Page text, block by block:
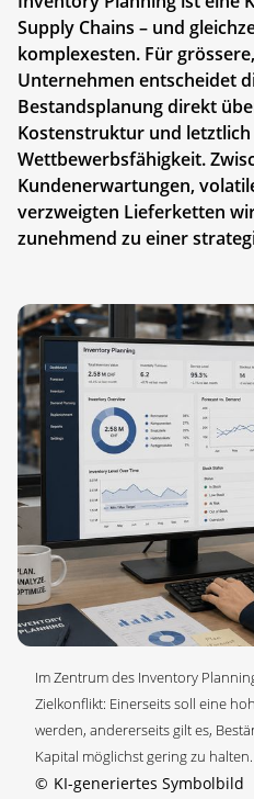
Supply Chains – und
komplexesten. Für
Unternehmen entscheidet
Bestandsplanung direkt
Kostenstruktur und
Wettbewerbsfähigkeit.
Kundenerwartungen,
verzweigten Lieferketten
zunehmend zu einer
Im Zentrum des Inventory
Zielkonflikt: Einerseits soll eine
werden, andererseits gilt es,
Kapital möglichst gering zu halten.
© KI-generiertes Symbolbild